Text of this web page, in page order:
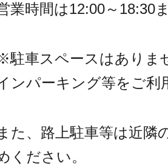
業時間は12:00～18:30
駐車スペースはありま
ンパーキング等をご利
た、路上駐車等は近隣
ください。